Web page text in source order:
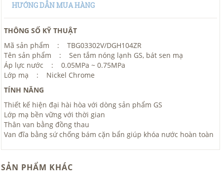
HƯỚNG DẪN MUA HÀNG
THÔNG SỐ KỸ THUẬT
Mã sản phẩm : TBG03302V/DGH104ZR
Tên sản phẩm : Sen tắm nóng lạnh GS, bát sen mạ
Áp lực nước : 0.05MPa ~ 0.75MPa
Lớp mạ : Nickel Chrome
TÍNH NĂNG
Thiết kế hiện đại hài hòa với dòng sản phẩm GS
Lớp mạ bền vững với thời gian
Thân van bằng đồng thau
Van đĩa bằng sứ chống bám cặn bẩn giúp khóa nước hoàn toàn
SẢN PHẨM KHÁC